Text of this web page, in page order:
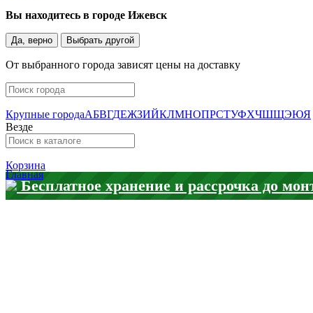
Вы находитесь в городе Ижевск
Да, верно Выбрать другой
От выбранного города зависят цены на доставку
Крупные городаАБВГДЕЖЗИЙКЛМНОПРСТУФХЧШЩЭЮЯ
Везде
Корзина
Бесплатное хранение и рассрочка до
Главная